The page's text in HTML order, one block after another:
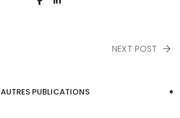
NEXT POST
AUTRES PUBLICATIONS